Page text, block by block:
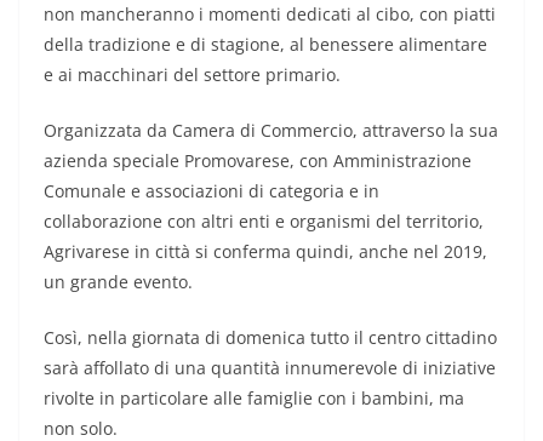
non mancheranno i momenti dedicati al cibo, con piatti
della tradizione e di stagione, al benessere alimentare
e ai macchinari del settore primario.
Organizzata da Camera di Commercio, attraverso la sua
azienda speciale Promovarese, con Amministrazione
Comunale e associazioni di categoria e in
collaborazione con altri enti e organismi del territorio,
Agrivarese in città si conferma quindi, anche nel 2019,
un grande evento.
Così, nella giornata di domenica tutto il centro cittadino
sarà affollato di una quantità innumerevole di iniziative
rivolte in particolare alle famiglie con i bambini, ma
non solo.